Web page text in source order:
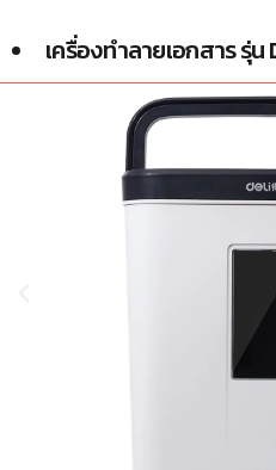
เครื่องทำลายเอกสาร รุ่น